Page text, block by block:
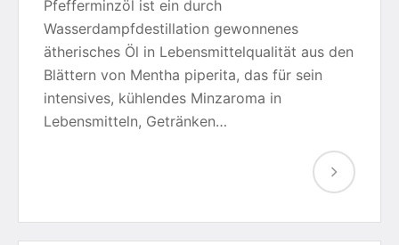
Pfefferminzöl ist ein durch
Wasserdampfdestillation gewonnenes
ätherisches Öl in Lebensmittelqualität aus den
Blättern von Mentha piperita, das für sein
intensives, kühlendes Minzaroma in
Lebensmitteln, Getränken…